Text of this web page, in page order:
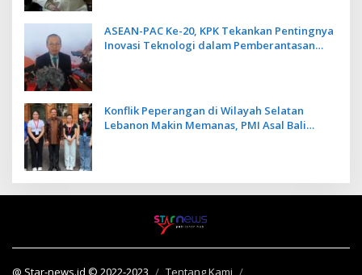
ASEAN-PAC Ke-20, KPK Tekankan Pentingnya
Inovasi Teknologi dalam Pemberantasan
Konflik Peperangan di Wilayah Selatan
Lebanon Makin Memanas, PMI Asal Bali